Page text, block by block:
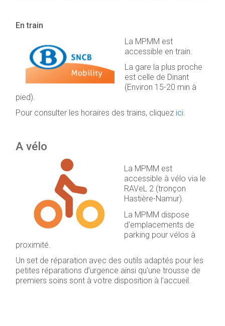
En train
La MPMM est
accessible en train.
La gare la plus proche
est celle de Dinant
(Environ 15-20 min à
pied).
Pour consulter les horaires des trains, cliquez ici.
A vélo
La MPMM est
accessible à vélo via le
RAVeL 2 (tronçon
Hastière-Namur).
La MPMM dispose
d'emplacements de
parking pour vélos à
proximité.
Un set de réparation avec des outils adaptés pour les
petites réparations d’urgence ainsi qu'une trousse de
premiers soins sont à votre disposition à l'accueil.